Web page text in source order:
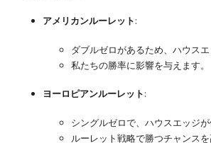
アメリカンルーレット:
ダブルゼロがあるため、ハウスエ
私たちの勝率に影響を与えます。
ヨーロピアンルーレット:
シングルゼロで、ハウスエッジが
ルーレット戦略で勝つチャンス